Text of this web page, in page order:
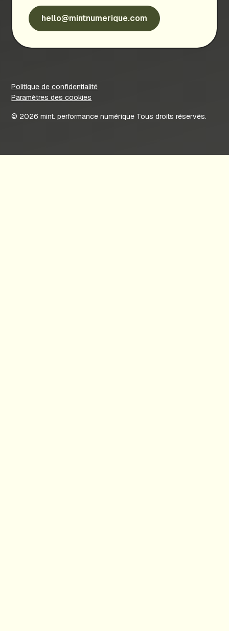
hello@mintnumerique.com
© 2026 mint. performance numérique Tous droits réservés.
Politique de confidentialité
Paramètres des cookies